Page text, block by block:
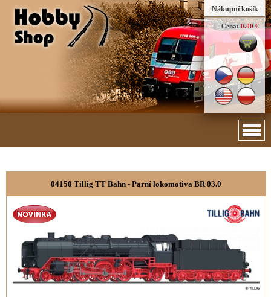
Nákupní košík
Cena: 0.00 €
04150 Tillig TT Bahn - Parní lokomotiva BR 03.0